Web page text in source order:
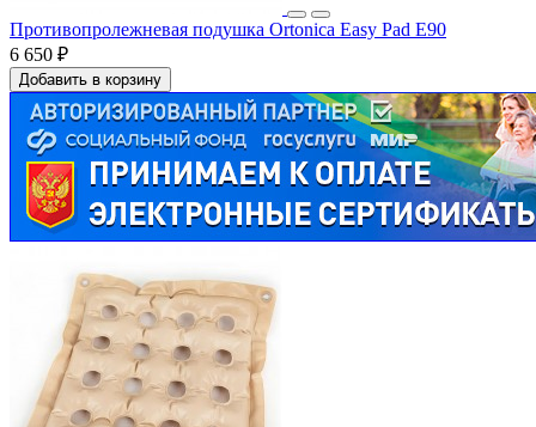
Противопролежневая подушка Ortonica Easy Pad E90
6 650 ₽
Добавить в корзину